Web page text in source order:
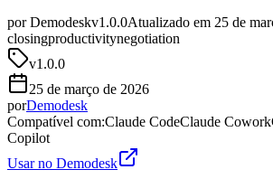
por Demodeskv1.0.0Atualizado em 25 de
closingproductivitynegotiation
v1.0.0
25 de março de 2026
porDemodesk
Compatível com:Claude CodeClaude Cowork
Copilot
Usar no Demodesk